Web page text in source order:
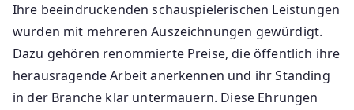
Ihre beeindruckenden schauspielerischen Leistungen
wurden mit mehreren Auszeichnungen gewürdigt.
Dazu gehören renommierte Preise, die öffentlich ihre
herausragende Arbeit anerkennen und ihr Standing
in der Branche klar untermauern. Diese Ehrungen